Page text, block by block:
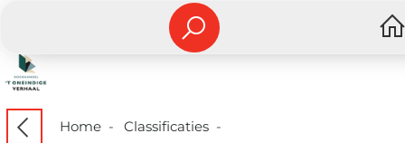
Home- Classificaties-